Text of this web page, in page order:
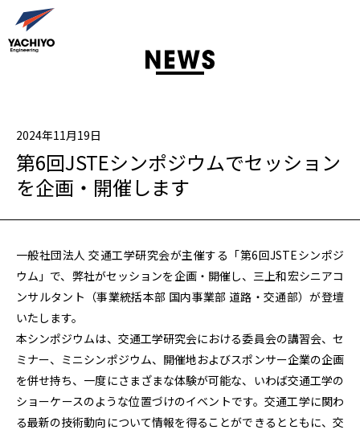
2024年11月19日
第6回JSTEシンポジウムでセッション
を企画・開催します
一般社団法人 交通工学研究会が主催する「第6回JSTEシンポジ
ウム」で、弊社がセッションを企画・開催し、三上和宏シニアコ
ンサルタント（事業統括本部 国内事業部 道路・交通部）が登壇
いたします。
本シンポジウムは、交通工学研究会における委員会の講習会、セ
ミナー、ミニシンポジウム、開催地およびスポンサー企業の企画
を併せ持ち、一度にさまざまな体験が可能な、いわば交通工学の
ショーケースのような位置づけのイベントです。交通工学に関わ
る最新の技術動向について情報を得ることができるとともに、交